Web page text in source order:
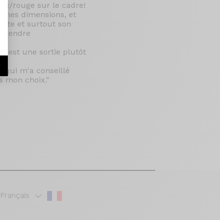
rouge sur le cadre!
dimensions, et
et surtout son
est une sortie plutôt
qui m'a conseillé
mon choix."
Français